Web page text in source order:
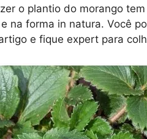
o plantio do morango
na forma in natura. Você
e fique expert para